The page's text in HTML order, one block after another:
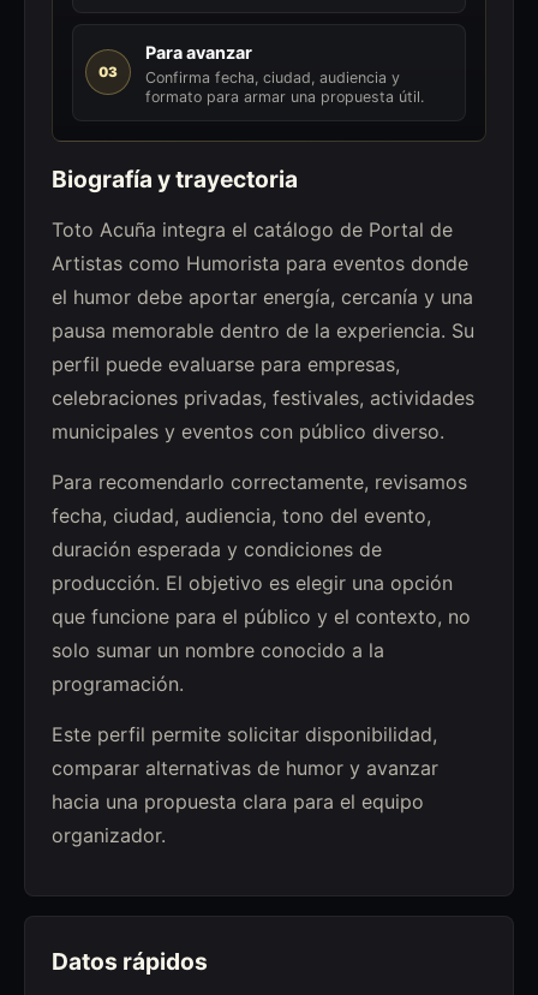
03
Para avanzar
Confirma fecha, ciudad, audiencia y
formato para armar una propuesta útil.
Biografía y trayectoria
Toto Acuña integra el catálogo de Portal de
Artistas como Humorista para eventos donde
el humor debe aportar energía, cercanía y una
pausa memorable dentro de la experiencia. Su
perfil puede evaluarse para empresas,
celebraciones privadas, festivales, actividades
municipales y eventos con público diverso.
Para recomendarlo correctamente, revisamos
fecha, ciudad, audiencia, tono del evento,
duración esperada y condiciones de
producción. El objetivo es elegir una opción
que funcione para el público y el contexto, no
solo sumar un nombre conocido a la
programación.
Este perfil permite solicitar disponibilidad,
comparar alternativas de humor y avanzar
hacia una propuesta clara para el equipo
organizador.
Datos rápidos